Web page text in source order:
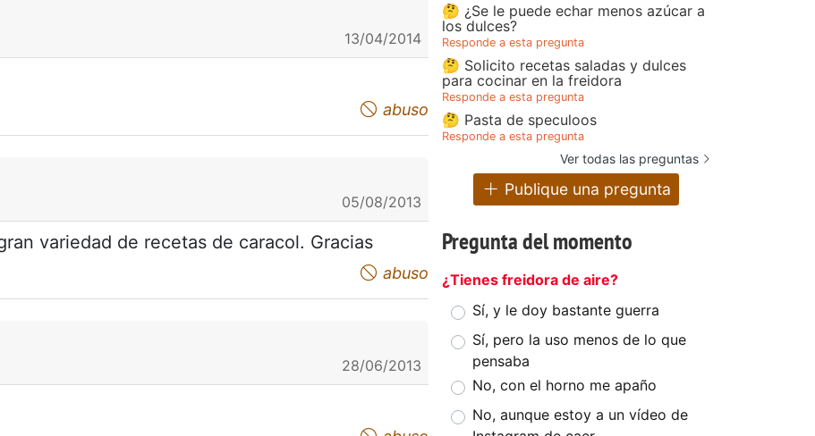
13/04/2014
abuso
05/08/2013
variedad de recetas de caracol. Gracias
abuso
28/06/2013
🤔 ¿Se le puede echar menos azúcar a
los dulces?
Responde a esta pregunta
🤔 Solicito recetas saladas y dulces
para cocinar en la freidora
Responde a esta pregunta
🤔 Pasta de speculoos
Responde a esta pregunta
Ver todas las preguntas
Publique una pregunta
Pregunta del momento
¿Tienes freidora de aire?
Sí, y le doy bastante guerra
Sí, pero la uso menos de lo que
pensaba
No, con el horno me apaño
No, aunque estoy a un vídeo de